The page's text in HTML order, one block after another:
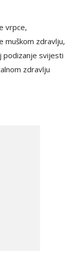
vrpce,
muškom zdravlju,
podizanje svijesti
zdravlju